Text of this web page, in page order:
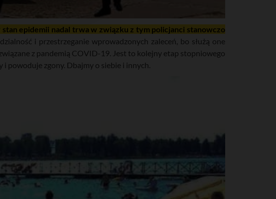
stan epidemii nadal trwa w związku z tym policjanci stanowczo
i przestrzeganie wprowadzonych zaleceń, bo służą one
z pandemią COVID-19. Jest to kolejny etap stopniowego
i powoduje zgony. Dbajmy o siebie i innych.